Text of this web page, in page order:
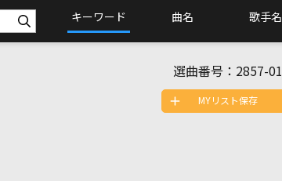
キーワード 曲名 歌手名
選曲番号： 2857-01
MYリスト保存